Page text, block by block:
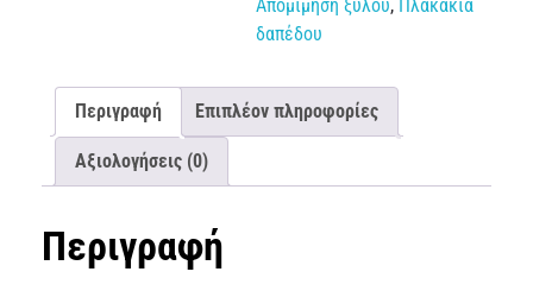
Απομίμηση ξύλου, Πλακάκια
δαπέδου
Περιγραφή Επιπλέον πληροφορίες
Αξιολογήσεις (0)
Περιγραφή